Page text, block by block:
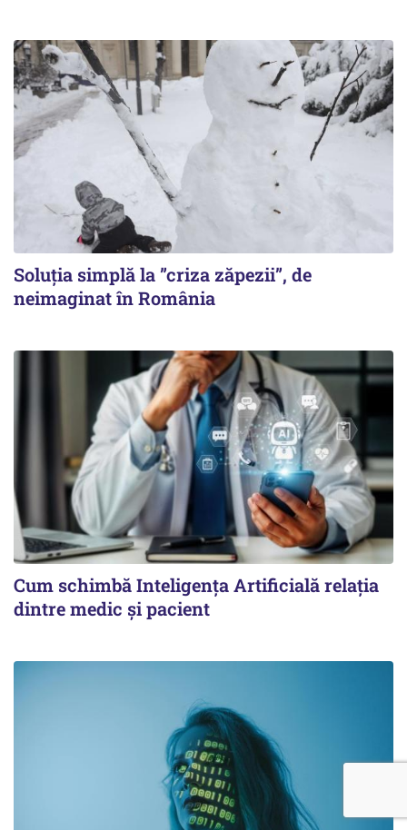
Soluția simplă la ”criza zăpezii”, de
neimaginat în România
Cum schimbă Inteligența Artificială relația
dintre medic și pacient